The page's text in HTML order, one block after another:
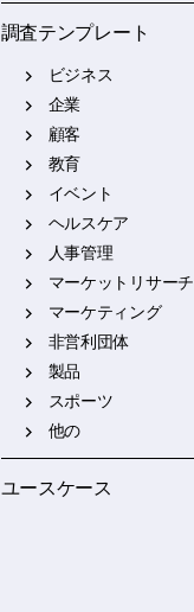
調査テンプレート
ビジネス
企業
顧客
教育
イベント
ヘルスケア
人事管理
マーケットリサーチ
マーケティング
非営利団体
製品
スポーツ
他の
ユースケース